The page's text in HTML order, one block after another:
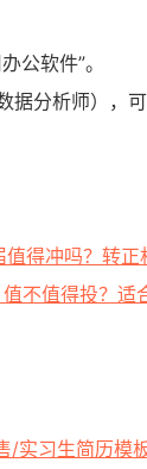
公软件”。
分析师），可
得冲吗？转正
不值得投？适
/实习生简历模